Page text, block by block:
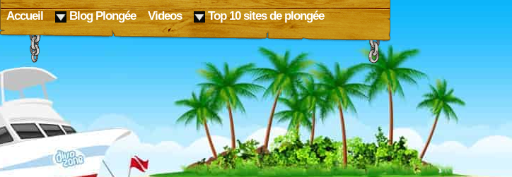
Accueil Blog Plongée Videos Top 10 sites de plongée